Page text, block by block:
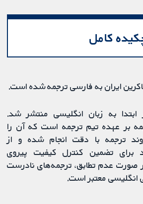
کامل
ایران به فارسی ترجمه شده است.
به زبان انگلیسی منتشر شد.
بر عهده تیم ترجمه است که آن را
ترجمه با دقت انجام شده و از
برای تضمین کنترل کیفیت پیروی
صورت عدم تطابق، ترجمه‌های نادرست
انگلیسی معتبر است.